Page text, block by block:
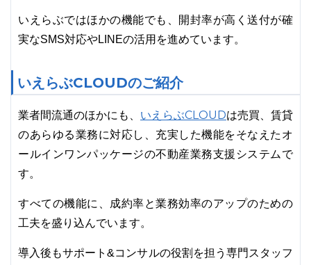
いえらぶではほかの機能でも、開封率が高く送付が確
実なSMS対応やLINEの活用を進めています。
いえらぶCLOUDのご紹介
業者間流通のほかにも、 いえらぶCLOUDは売買、賃貸
のあらゆる業務に対応し、充実した機能をそなえたオ
ールインワンパッケージの不動産業務支援システムで
す。
すべての機能に、成約率と業務効率のアップのための
工夫を盛り込んでいます。
導入後もサポート&コンサルの役割を担う専門スタッフ